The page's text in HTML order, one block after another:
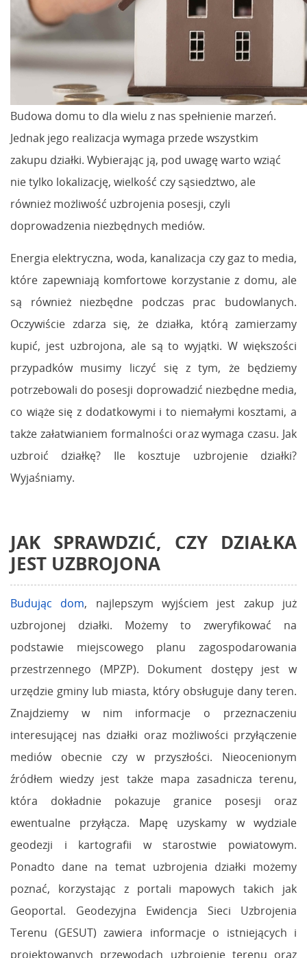
Budowa domu to dla wielu z nas spełnienie marzeń.
Jednak jego realizacja wymaga przede wszystkim
zakupu działki. Wybierając ją, pod uwagę warto wziąć
nie tylko lokalizację, wielkość czy sąsiedztwo, ale
również możliwość uzbrojenia posesji, czyli
doprowadzenia niezbędnych mediów.
Energia elektryczna, woda, kanalizacja czy gaz to media,
które zapewniają komfortowe korzystanie z domu, ale
są również niezbędne podczas prac budowlanych.
Oczywiście zdarza się, że działka, którą zamierzamy
kupić, jest uzbrojona, ale są to wyjątki. W większości
przypadków musimy liczyć się z tym, że będziemy
potrzebowali do posesji doprowadzić niezbędne media,
co wiąże się z dodatkowymi i to niemałymi kosztami, a
także załatwianiem formalności oraz wymaga czasu. Jak
uzbroić działkę? Ile kosztuje uzbrojenie działki?
Wyjaśniamy.
JAK SPRAWDZIĆ, CZY DZIAŁKA
JEST UZBROJONA
Budując dom, najlepszym wyjściem jest zakup już
uzbrojonej działki. Możemy to zweryfikować na
podstawie miejscowego planu zagospodarowania
przestrzennego (MPZP). Dokument dostępy jest w
urzędzie gminy lub miasta, który obsługuje dany teren.
Znajdziemy w nim informacje o przeznaczeniu
interesującej nas działki oraz możliwości przyłączenie
mediów obecnie czy w przyszłości. Nieocenionym
źródłem wiedzy jest także mapa zasadnicza terenu,
która dokładnie pokazuje granice posesji oraz
ewentualne przyłącza. Mapę uzyskamy w wydziale
geodezji i kartografii w starostwie powiatowym.
Ponadto dane na temat uzbrojenia działki możemy
poznać, korzystając z portali mapowych takich jak
Geoportal. Geodezyjna Ewidencja Sieci Uzbrojenia
Terenu (GESUT) zawiera informacje o istniejących i
projektowanych przewodach uzbrojenie terenu oraz